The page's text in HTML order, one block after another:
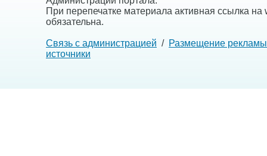
При перепечатке материала активная ссылка на
обязательна.
Связь с администрацией / Размещение рекламы
источники